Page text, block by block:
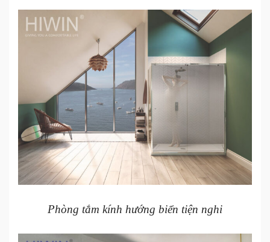
Phòng tắm kính hướng biển tiện nghi